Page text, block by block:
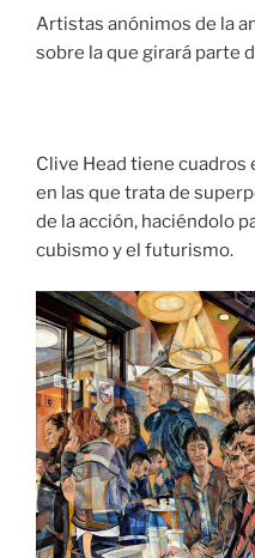
Artistas anónimos de la
sobre la que girará parte
Clive Head tiene cuadros
en las que trata de
de la acción, haciéndolo
cubismo y el futurismo.